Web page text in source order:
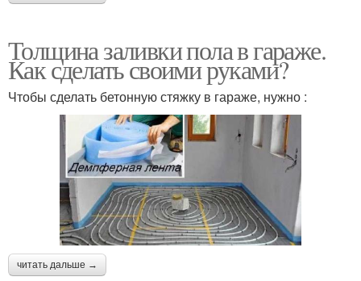
Толщина заливки пола в гараже.
Как сделать своими руками?
Чтобы сделать бетонную стяжку в гараже, нужно :
читать дальше →